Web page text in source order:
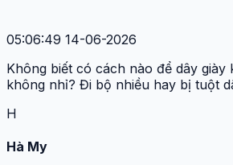
05:06:49 14-06-2026
Không biết có cách nào để dây giày
không nhỉ? Đi bộ nhiều hay bị tuột
H
Hà My